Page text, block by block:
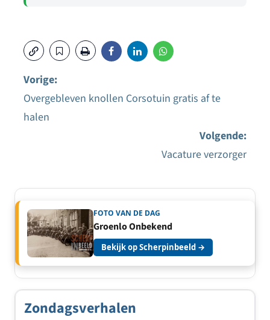
Bericht
Vorige:
Overgebleven knollen Corsotuin gratis af te
halen
Volgende:
Vacature verzorger
FOTO VAN DE DAG
Groenlo Onbekend
Bekijk op Scherpinbeeld →
Zondagsverhalen